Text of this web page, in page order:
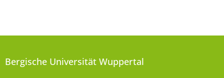
Bergische Universität Wuppertal